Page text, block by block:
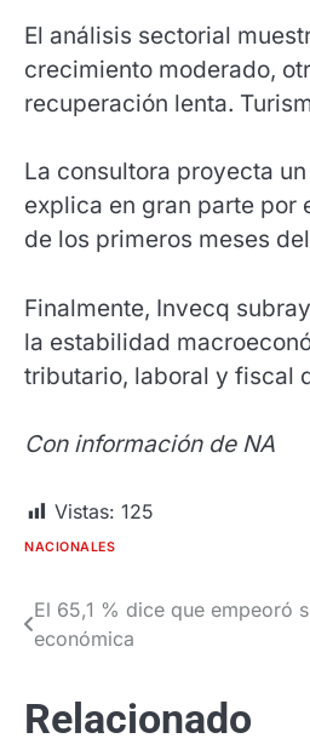
El análisis sectorial
crecimiento moderado,
recuperación lenta.
La consultora proyecta
explica en gran parte por
de los primeros meses
Finalmente, Invecq
la estabilidad
tributario, laboral y fiscal
Con información de NA
Vistas: 125
NACIONALES
Navegación
entradas
El 65,1 % dice que empeoró
económica
Relacionado